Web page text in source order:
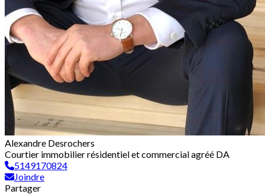
Alexandre Desrochers
Courtier immobilier résidentiel et commercial agréé DA
5149170824
Joindre
Partager